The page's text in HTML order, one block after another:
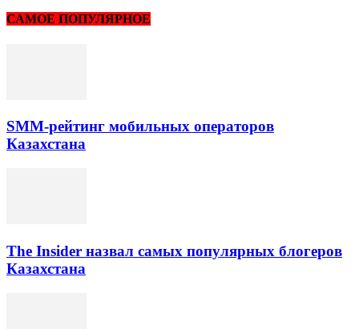
САМОЕ ПОПУЛЯРНОЕ
SMM-рейтинг мобильных операторов
Казахстана
The Insider назвал самых популярных блогеров
Казахстана